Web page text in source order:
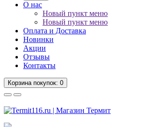
О нас
Новый пункт меню
Новый пункт меню
Оплата и Доставка
Новинки
Акции
Отзывы
Контакты
Корзинапокупок: 0